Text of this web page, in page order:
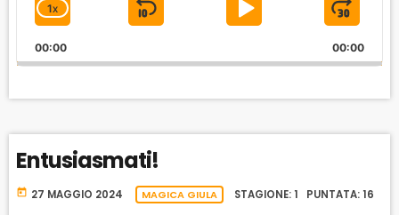
a
e
C
A
N
E
L
A
B
1X
S
I
P
A
C
K
P
A
Y
A
S
J
U
M
P
O
W
00:00 00:00
Entusiasmati!
today 27 MAGGIO 2024 MAGICA GIULA STAGIONE: 1 PUNTATA: 16